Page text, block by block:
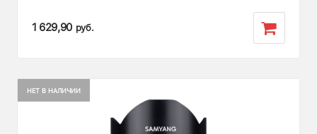
1 629,90 руб.
НЕТ В НАЛИЧИИ